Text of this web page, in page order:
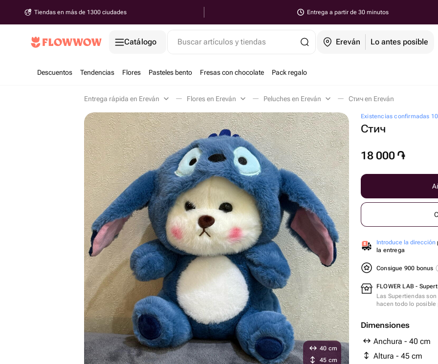
Tiendas en más de 1300 ciudades Entrega a partir de 30 minutos
Catálogo Buscar artículos y tiendas Ereván Lo antes posible
Descuentos Tendencias Flores Pasteles bento Fresas con chocolate Pack regalo
Entrega rápida en Ereván Flores en Ereván Peluches en Ereván Стич en Ereván
Existencias confirmadas
Стич
18 000 ֏
Introduce la dirección
la entrega
Consigue 900 bonus
FLOWER LAB -
Las Supertiendas
hacen todo lo
Dimensiones
Anchura - 40 cm
Altura - 45 cm
40 cm
45 cm